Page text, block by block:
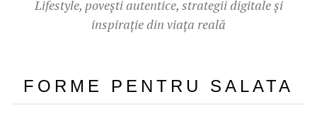
Lifestyle, povești autentice, strategii digitale și
inspirație din viața reală
FORME PENTRU SALATA